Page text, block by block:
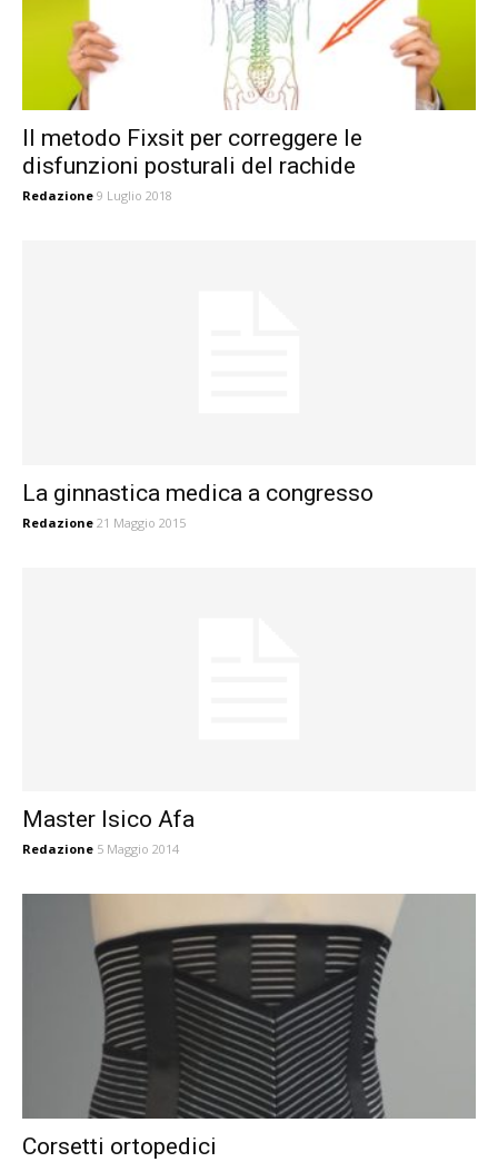
Il metodo Fixsit per correggere le
disfunzioni posturali del rachide
Redazione 9 Luglio 2018
La ginnastica medica a congresso
Redazione 21 Maggio 2015
Master Isico Afa
Redazione 5 Maggio 2014
Corsetti ortopedici